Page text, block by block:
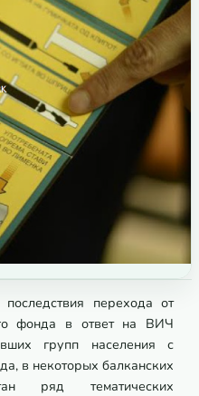
перехода от
фонда в ответ на ВИЧ
групп населения с
в некоторых балканских
ряд тематических